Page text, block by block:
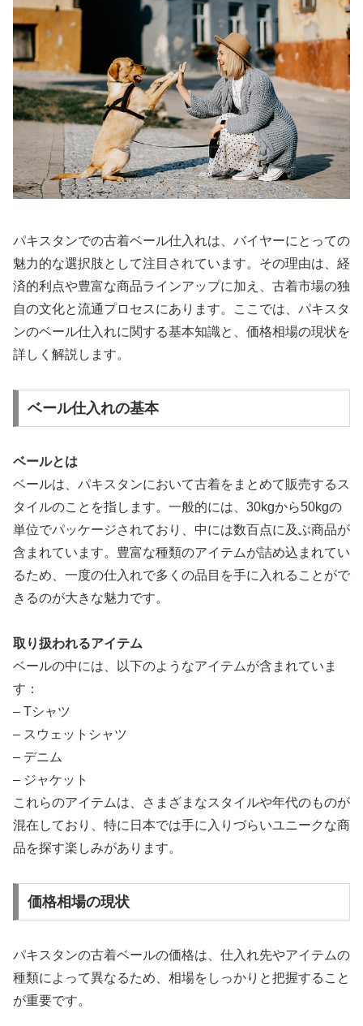
パキスタンでの古着ベール仕入れは、バイヤーにとっての
魅力的な選択肢として注目されています。その理由は、経
済的利点や豊富な商品ラインアップに加え、古着市場の独
自の文化と流通プロセスにあります。ここでは、パキスタ
ンのベール仕入れに関する基本知識と、価格相場の現状を
詳しく解説します。
ベール仕入れの基本
ベールとは
ベールは、パキスタンにおいて古着をまとめて販売するス
タイルのことを指します。一般的には、30kgから50kgの
単位でパッケージされており、中には数百点に及ぶ商品が
含まれています。豊富な種類のアイテムが詰め込まれてい
るため、一度の仕入れで多くの品目を手に入れることがで
きるのが大きな魅力です。
取り扱われるアイテム
ベールの中には、以下のようなアイテムが含まれていま
す：
– Tシャツ
– スウェットシャツ
– デニム
– ジャケット
これらのアイテムは、さまざまなスタイルや年代のものが
混在しており、特に日本では手に入りづらいユニークな商
品を探す楽しみがあります。
価格相場の現状
パキスタンの古着ベールの価格は、仕入れ先やアイテムの
種類によって異なるため、相場をしっかりと把握すること
が重要です。